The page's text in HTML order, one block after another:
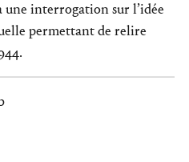
une interrogation sur l’idée
permettant de relire